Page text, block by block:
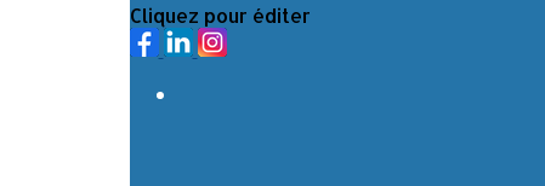
Cliquez pour éditer